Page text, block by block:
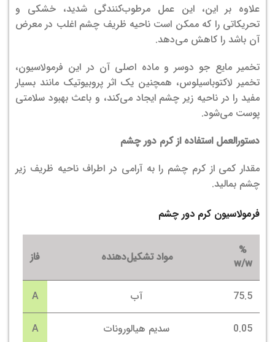
علاوه بر این، این عمل مرطوب‌کنندگی شدید، خشکی و
تحریکاتی را که ممکن است ناحیه ظریف چشم اغلب در معرض
آن باشد را کاهش می‌دهد.
تخمیر مایع جو دوسر و ماده اصلی آن در این فرمولاسیون،
تخمیر لاکتوباسیلوس، همچنین یک اثر پروبیوتیک مانند بسیار
مفید را در ناحیه زیر چشم ایجاد می‌کند، و باعث بهبود سلامتی
پوست می‌شود.
دستورالعمل استفاده از کرم دور چشم
مقدار کمی از کرم چشم را به آرامی در اطراف ناحیه ظریف زیر
چشم بمالید.
فرمولاسیون کرم دور چشم
%
w/w
مواد تشکیل‌دهنده فاز
75.5 آب A
0.05 سدیم هیالورونات A